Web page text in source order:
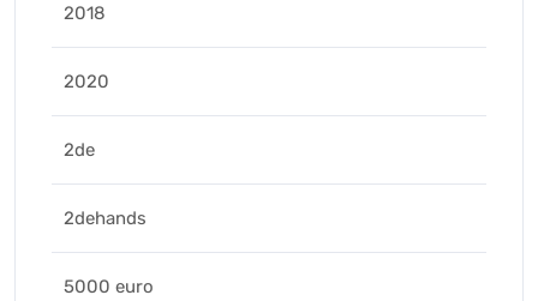
2018
2020
2de
2dehands
5000 euro